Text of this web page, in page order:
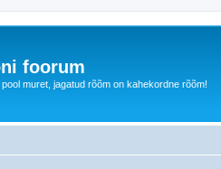
foorum
muret, jagatud rõõm on kahekordne rõõm!